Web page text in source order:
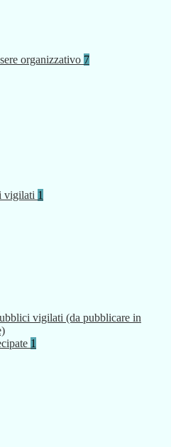
organizzativo 7
vigilati 1
vigilati (da pubblicare in
1